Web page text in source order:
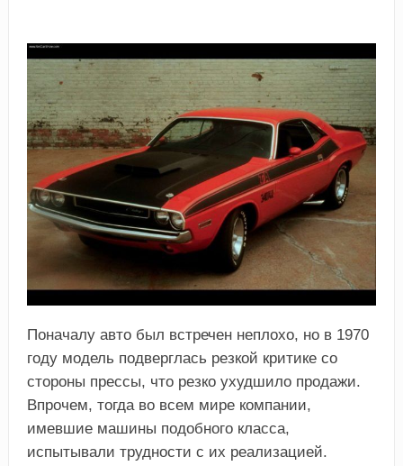
Поначалу авто был встречен неплохо, но в 1970
году модель подверглась резкой критике со
стороны прессы, что резко ухудшило продажи.
Впрочем, тогда во всем мире компании,
имевшие машины подобного класса,
испытывали трудности с их реализацией.